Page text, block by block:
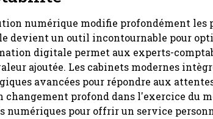
numérique modifie profondément les
devient un outil incontournable pour
digitale permet aux experts-
ajoutée. Les cabinets modernes
avancées pour répondre aux
changement profond dans l'exercice du
numériques pour offrir un service